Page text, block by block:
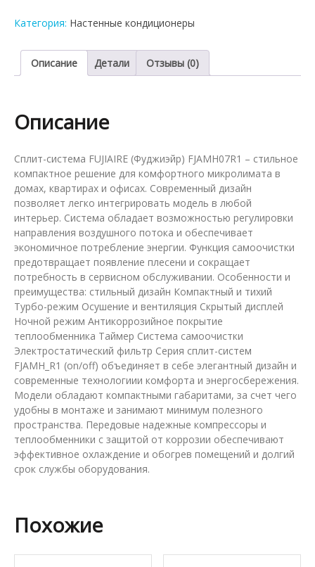
FJAMH07R1
Категория: Настенные кондиционеры
Описание Детали Отзывы (0)
Описание
Сплит-система FUJIAIRE (Фуджиэйр) FJAMH07R1 – стильное
компактное решение для комфортного микролимата в
домах, квартирах и офисах. Современный дизайн
позволяет легко интегрировать модель в любой
интерьер. Система обладает возможностью регулировки
направления воздушного потока и обеспечивает
экономичное потребление энергии. Функция самоочистки
предотвращает появление плесени и сокращает
потребность в сервисном обслуживании. Особенности и
преимущества: стильный дизайн Компактный и тихий
Турбо-режим Осушение и вентиляция Скрытый дисплей
Ночной режим Антикоррозийное покрытие
теплообменника Таймер Система самоочистки
Электростатический фильтр Серия сплит-систем
FJAMH_R1 (on/off) объединяет в себе элегантный дизайн и
современные технологиии комфорта и энергосбережения.
Модели обладают компактными габаритами, за счет чего
удобны в монтаже и занимают минимум полезного
пространства. Передовые надежные компрессоры и
теплообменники с защитой от коррозии обеспечивают
эффективное охлаждение и обогрев помещений и долгий
срок службы оборудования.
Похожие